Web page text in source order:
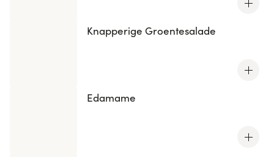
Knapperige Groentesalade
Edamame